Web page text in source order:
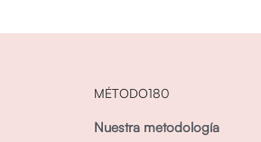
MÉTODO180
Nuestra metodología